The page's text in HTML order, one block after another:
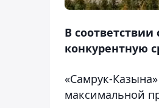
В
конкурентную
«Самрук-
максимальной